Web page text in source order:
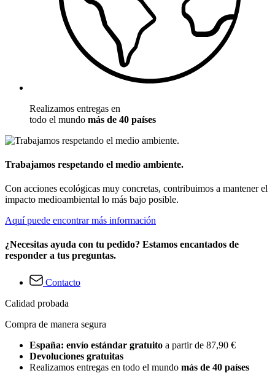
Realizamos entregas en
todo el mundo más de 40 países
Trabajamos respetando el medio ambiente.
Con acciones ecológicas muy concretas, contribuimos a mantener el
impacto medioambiental lo más bajo posible.
Aquí puede encontrar más información
¿Necesitas ayuda con tu pedido? Estamos encantados de
responder a tus preguntas.
Contacto
Calidad probada
Compra de manera segura
España: envío estándar gratuito a partir de 87,90 €
Devoluciones gratuitas
Realizamos entregas en todo el mundo más de 40 países